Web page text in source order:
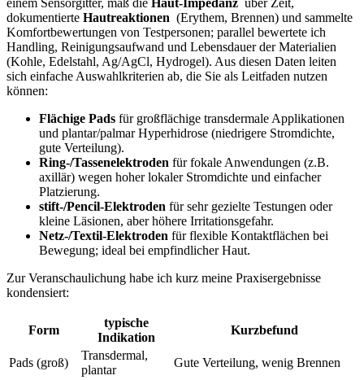
⁤einem​ Sensorgitter, maß ⁢die Haut‑Impedanz ‍ über Zeit,
dokumentierte‍ Hautreaktionen ​ (Erythem, ⁣Brennen) und sammelte
Komfortbewertungen ​von⁢ Testpersonen; parallel bewertete ich
⁣Handling, Reinigungsaufwand und ⁣Lebensdauer der⁢ Materialien
(Kohle,⁤ Edelstahl, Ag/AgCl, Hydrogel). Aus diesen Daten leiten
sich einfache Auswahlkriterien ab, ⁣die Sie​ als ⁣Leitfaden nutzen⁣
können:⁢
Flächige Pads für ⁣großflächige transdermale Applikationen
und‍ plantar/palmar Hyperhidrose (niedrigere Stromdichte,
⁤gute Verteilung).
Ring‑/Tassenelektroden für fokale Anwendungen (z.B.
axillär)⁢ wegen hoher lokaler Stromdichte und einfacher
Platzierung.
stift‑/Pencil‑Elektroden für ⁣sehr gezielte Testungen oder
kleine Läsionen, aber höhere Irritationsgefahr.
Netz‑/Textil‑Elektroden für flexible‌ Kontaktflächen‌ bei
Bewegung; ideal bei⁢ empfindlicher Haut.
Zur⁤ Veranschaulichung ​habe ich kurz‍ meine Praxisergebnisse⁣
kondensiert:
Form
typische​
Indikation
Kurzbefund
Pads (groß)
Transdermal,
‌plantar
Gute Verteilung, wenig⁤ Brennen